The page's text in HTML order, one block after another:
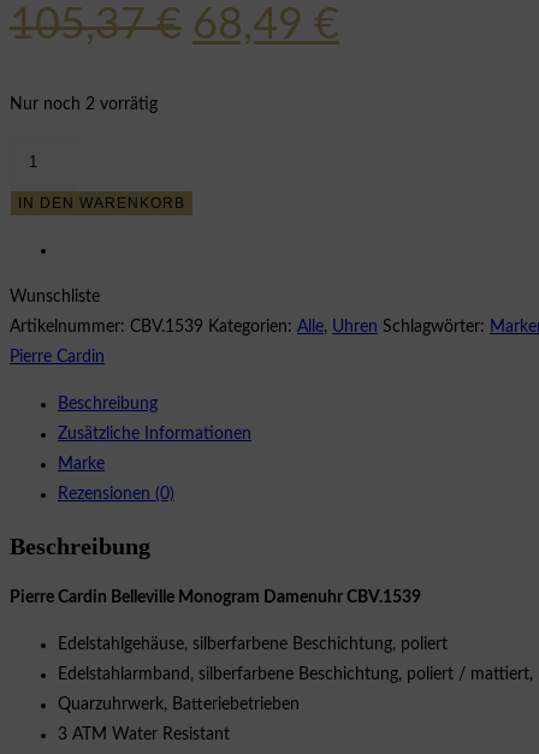
105,37€ Ursprünglicher
68,49 €
Nur noch 2 vorrätig
Belleville
Damenuhr
Menge
IN DEN WARENKORB
Wunschliste
Artikelnummer: CBV.1539 Kategorien: Alle, Uhren Schlagwörter:
Pierre Cardin
Beschreibung
Zusätzliche Informationen
Marke
Rezensionen (0)
Beschreibung
Pierre Cardin Belleville Monogram Damenuhr CBV.1539
Edelstahlgehäuse, silberfarbene Beschichtung, poliert
Edelstahlarmband, silberfarbene Beschichtung, poliert / mattiert,
Quarzuhrwerk, Batteriebetrieben
3 ATM Water Resistant